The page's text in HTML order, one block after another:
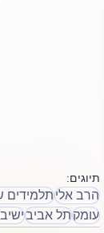
תיוגים:
הרב אליתלמידים
עומקתל אביב